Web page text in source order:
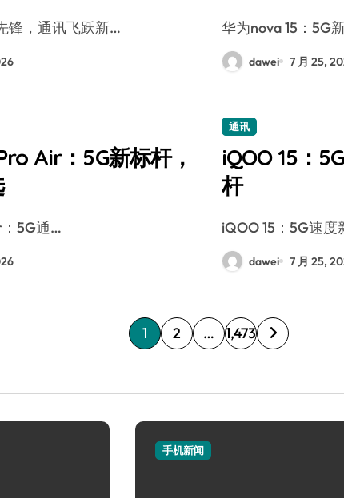
锋，通讯飞跃新… 华为nova 15：
dawei 7 月 25,
Air：5G新标杆，
：5G通…
通讯
iQOO 15：
杆
iQOO 15：5G速
dawei 7 月 25,
文
分
页
1 2 … 1,473
手机新闻